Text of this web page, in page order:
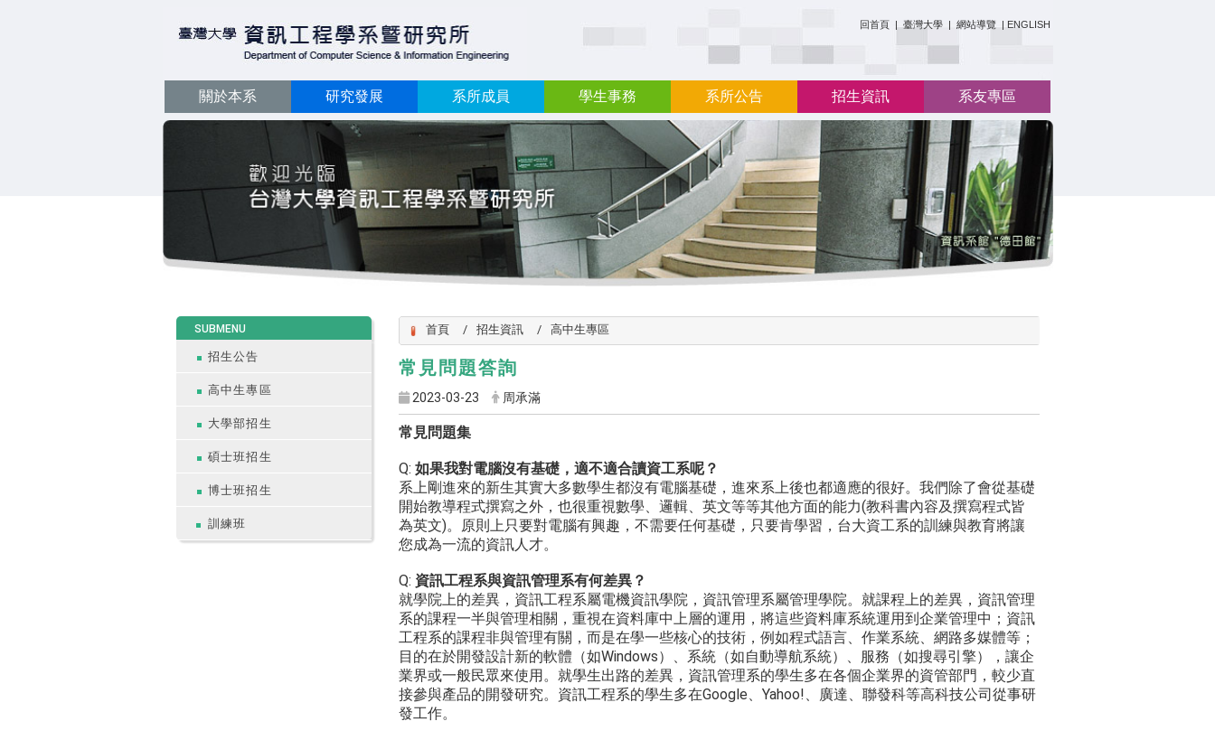
回首頁 | 臺灣大學 | 網站導覽 | ENGLISH
關於本系 研究發展 系所成員 學生事務 系所公告 招生資訊 系友專區
SUBMENU
招生公告
高中生專區
大學部招生
碩士班招生
博士班招生
訓練班
首頁 招生資訊 高中生專區
常見問題答詢
2023-03-23 周承滿
常見問題集
Q: 如果我對電腦沒有基礎，適不適合讀資工系呢？
系上剛進來的新生其實大多數學生都沒有電腦基礎，進來系上後也都適應的很好。我們除了會從基礎
開始教導程式撰寫之外，也很重視數學、邏輯、英文等等其他方面的能力(教科書內容及撰寫程式皆
為英文)。原則上只要對電腦有興趣，不需要任何基礎，只要肯學習，台大資工系的訓練與教育將讓
您成為一流的資訊人才。
Q: 資訊工程系與資訊管理系有何差異？
就學院上的差異，資訊工程系屬電機資訊學院，資訊管理系屬管理學院。就課程上的差異，資訊管理
系的課程一半與管理相關，重視在資料庫中上層的運用，將這些資料庫系統運用到企業管理中；資訊
工程系的課程非與管理有關，而是在學一些核心的技術，例如程式語言、作業系統、網路多媒體等；
目的在於開發設計新的軟體（如Windows）、系統（如自動導航系統）、服務（如搜尋引擎），讓企
業界或一般民眾來使用。就學生出路的差異，資訊管理系的學生多在各個企業界的資管部門，較少直
接參與產品的開發研究。資訊工程系的學生多在Google、Yahoo!、廣達、聯發科等高科技公司從事研
發工作。